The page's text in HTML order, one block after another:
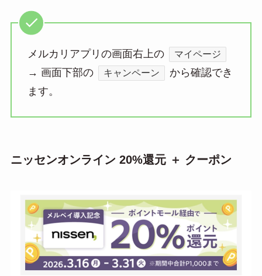
メルカリアプリの画面右上の マイページ
→ 画面下部の キャンペーン
から確認でき
ます。
ニッセンオンライン 20%還元 ＋ クーポン